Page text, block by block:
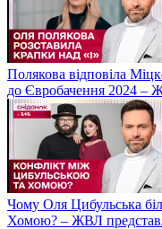
Полякова відповіла
до Євробачення 2024 –
Чому Оля Цибульська
Хомою? – ЖВЛ